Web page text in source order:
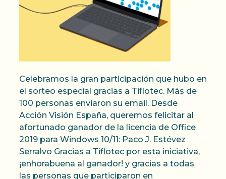
Celebramos la gran participación que hubo en
el sorteo especial gracias a Tiflotec. Más de
100 personas enviaron su email. Desde
Acción Visión España, queremos felicitar al
afortunado ganador de la licencia de Office
2019 para Windows 10/11: Paco J. Estévez
Serralvo Gracias a Tiflotec por esta iniciativa,
¡enhorabuena al ganador! y gracias a todas
las personas que participaron en